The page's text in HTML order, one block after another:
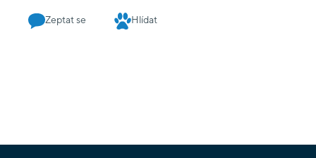
Zeptat se Hlídat